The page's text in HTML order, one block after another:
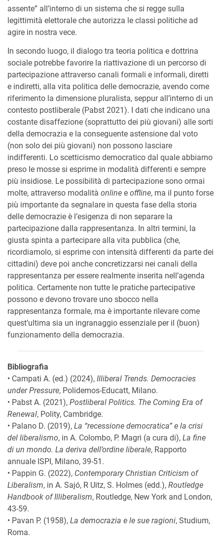
assente” all’interno di un sistema che si regge sulla
legittimità elettorale che autorizza le classi politiche ad
agire in nostra vece.
In secondo luogo, il dialogo tra teoria politica e dottrina
sociale potrebbe favorire la riattivazione di un percorso di
partecipazione attraverso canali formali e informali, diretti
e indiretti, alla vita politica delle democrazie, avendo come
riferimento la dimensione pluralista, seppur all’interno di un
contesto postliberale (Pabst 2021). I dati che indicano una
costante disaffezione (soprattutto dei più giovani) alle sorti
della democrazia e la conseguente astensione dal voto
(non solo dei più giovani) non possono lasciare
indifferenti. Lo scetticismo democratico dal quale abbiamo
preso le mosse si esprime in modalità differenti e sempre
più insidiose. Le possibilità di partecipazione sono ormai
molte, attraverso modalità online e offline, ma il punto forse
più importante da segnalare in questa fase della storia
delle democrazie è l’esigenza di non separare la
partecipazione dalla rappresentanza. In altri termini, la
giusta spinta a partecipare alla vita pubblica (che,
ricordiamolo, si esprime con intensità differenti da parte dei
cittadini) deve poi anche concretizzarsi nei canali della
rappresentanza per essere realmente inserita nell’agenda
politica. Certamente non tutte le pratiche partecipative
possono e devono trovare uno sbocco nella
rappresentanza formale, ma è importante rilevare come
quest’ultima sia un ingranaggio essenziale per il (buon)
funzionamento della democrazia.
Bibliografia
• Campati A. (ed.) (2024), Illiberal Trends. Democracies
under Pressure, Polidemos-Educatt, Milano.
• Pabst A. (2021), Postliberal Politics. The Coming Era of
Renewal, Polity, Cambridge.
• Palano D. (2019), La “recessione democratica” e la crisi
del liberalismo, in A. Colombo, P. Magri (a cura di), La fine
di un mondo. La deriva dell’ordine liberale, Rapporto
annuale ISPI, Milano, 39-51.
• Pappin G. (2022), Contemporary Christian Criticism of
Liberalism, in A. Sajó, R Uitz, S. Holmes (edd.), Routledge
Handbook of Illiberalism, Routledge, New York and London,
43-59.
• Pavan P. (1958), La democrazia e le sue ragioni, Studium,
Roma.